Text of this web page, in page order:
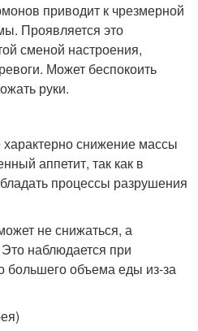
приводит к чрезмерной
Проявляется это
сменой настроения,
Может беспокоить
руки.
характерно снижение массы
аппетит, так как в
процессы разрушения
не снижаться, а
наблюдается при
большего объема еды из-за